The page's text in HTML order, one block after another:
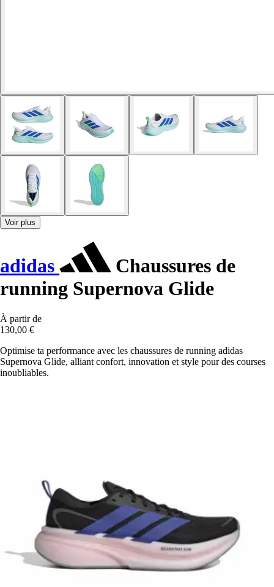
Voir plus
adidas
Chaussures de
running Supernova Glide
À partir de
130,00 €
Optimise ta performance avec les chaussures de running adidas
Supernova Glide, alliant confort, innovation et style pour des courses
inoubliables.